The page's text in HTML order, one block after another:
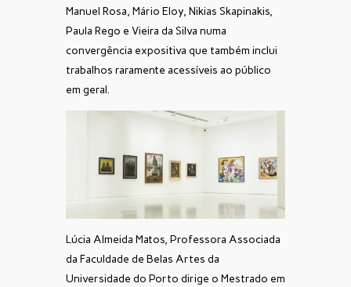
Manuel Rosa, Mário Eloy, Nikias Skapinakis,
Paula Rego e Vieira da Silva numa
convergência expositiva que também inclui
trabalhos raramente acessíveis ao público
em geral.
Lúcia Almeida Matos, Professora Associada
da Faculdade de Belas Artes da
Universidade do Porto dirige o Mestrado em